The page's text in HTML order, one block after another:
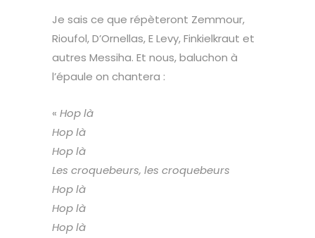
Je sais ce que répèteront Zemmour,
Rioufol, D’Ornellas, E Levy, Finkielkraut et
autres Messiha. Et nous, baluchon à
l’épaule on chantera :
« Hop là
Hop là
Hop là
Les croquebeurs, les croquebeurs
Hop là
Hop là
Hop là